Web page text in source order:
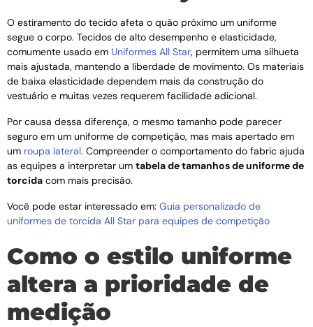
O estiramento do tecido afeta o quão próximo um uniforme
segue o corpo. Tecidos de alto desempenho e elasticidade,
comumente usado em Uniformes All Star, permitem uma silhueta
mais ajustada, mantendo a liberdade de movimento. Os materiais
de baixa elasticidade dependem mais da construção do
vestuário e muitas vezes requerem facilidade adicional.
Por causa dessa diferença, o mesmo tamanho pode parecer
seguro em um uniforme de competição, mas mais apertado em
um roupa lateral. Compreender o comportamento do fabric ajuda
as equipes a interpretar um tabela de tamanhos de uniforme de
torcida com mais precisão.
Você pode estar interessado em: Guia personalizado de
uniformes de torcida All Star para equipes de competição
Como o estilo uniforme
altera a prioridade de
medição